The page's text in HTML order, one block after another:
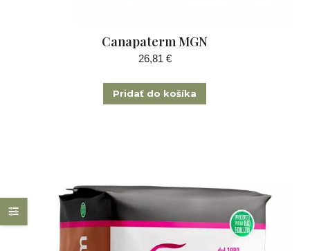
Canapaterm MGN
26,81 €
Pridať do košíka